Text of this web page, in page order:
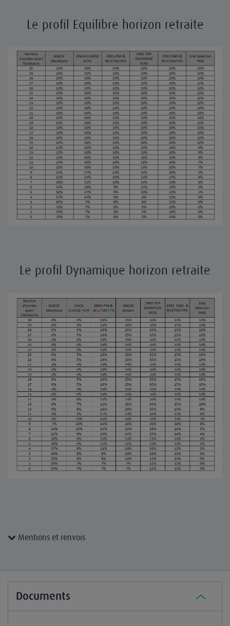
Le profil Equilibre horizon retraite
Le profil Dynamique horizon retraite
Mentions et renvois
Documents